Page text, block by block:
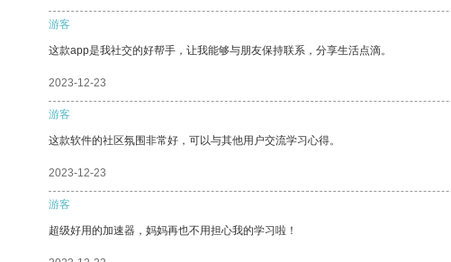
游客
这款app是我社交的好帮手，让我能够与朋友保持联系，分享生活点滴。
2023-12-23
游客
这款软件的社区氛围非常好，可以与其他用户交流学习心得。
2023-12-23
游客
超级好用的加速器，妈妈再也不用担心我的学习啦！